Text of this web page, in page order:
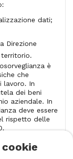
dati;
Direzione
è
che
lavoro. In
dei beni
aziendale. In
deve essere
rispetto delle